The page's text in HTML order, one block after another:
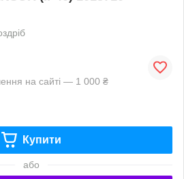
на сайті — 1 000 ₴
Купити
або